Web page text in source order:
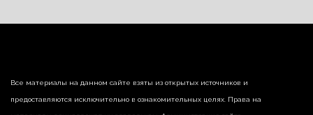
Все материалы на данном сайте взяты из открытых источников и
предоставляются исключительно в ознакомительных целях. Права на